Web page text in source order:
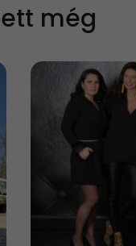
még